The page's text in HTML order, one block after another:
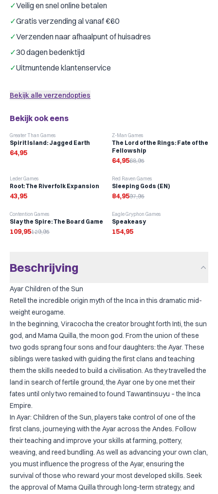
4 kaarten
ruim passend·GameGenic Green
Merk: Gamegenic Dragon Shield
✓Veilig en snel online betalen
✓Gratis verzending al vanaf €60
✓Verzenden naar afhaalpunt of huisadres
✓30 dagen bedenktijd
✓Uitmuntende klantenservice
Bekijk alle verzendopties
Bekijk ook eens
Greater Than Games
Spirit Island: Jagged Earth
64,95
-6%
Z-Man Games
The Lord of the Rings: Fate of the
Fellowship
64,9568,95
Leder Games
Root: The Riverfolk Expansion
43,95
-13%
Red Raven Games
Sleeping Gods (EN)
84,9597,95
-15%
Contention Games
Slay the Spire: The Board Game
109,95129,95
Eagle Gryphon Games
Speakeasy
154,95
Beschrijving
Ayar Children of the Sun
Retell the incredible origin myth of the Inca in this dramatic mid-
weight eurogame.
In the beginning, Viracocha the creator brought forth Inti, the sun
god, and Mama Quilla, the moon god. From the union of these
two gods sprang four sons and four daughters: the Ayar. These
siblings were tasked with guiding the first clans and teaching
them the skills needed to build a civilisation. As they travelled the
land in search of fertile ground, the Ayar one by one met their
fates until only two remained to found Tawantinsuyu – the Inca
Empire.
In Ayar: Children of the Sun, players take control of one of the
first clans, journeying with the Ayar across the Andes. Follow
their teaching and improve your skills at farming, pottery,
weaving, and reed bundling. As well as advancing your own clan,
you must influence the progress of the Ayar, ensuring the
survival of those who reward your most developed skills. Seek
the approval of Mama Quilla through long-term strategy, and